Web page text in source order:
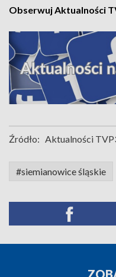
Obserwuj Aktualności
Źródło: Aktualności
#siemianowice śląskie